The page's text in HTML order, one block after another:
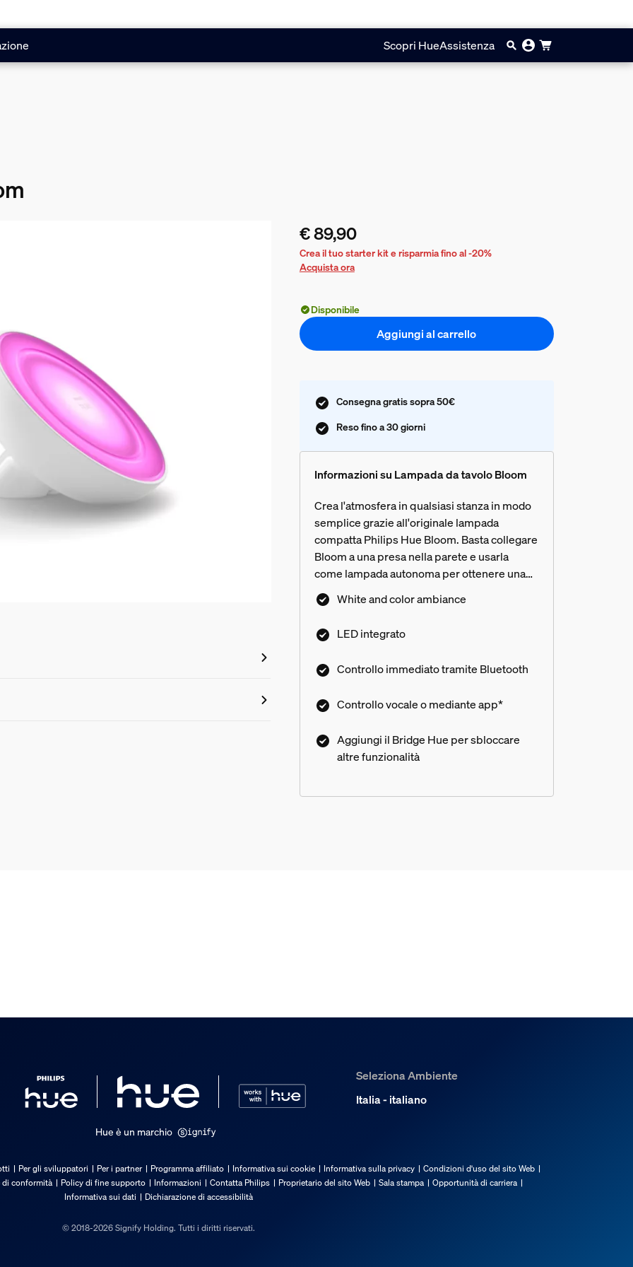
Scopri HueAssistenza
Il prezzo attuale è € 89,90
€ 89,90
Crea il tuo starter kit e risparmia fino al -20%
Acquista ora
Disponibile
Aggiungi al carrello
Consegna gratis sopra 50€
Reso fino a 30 giorni
Informazioni su Lampada da tavolo Bloom
Crea l'atmosfera in qualsiasi stanza in modo
semplice grazie all'originale lampada
compatta Philips Hue Bloom. Basta collegare
Bloom a una presa nella parete e usarla
come lampada autonoma per ottenere una
luce colorata oppure aggiungerla al sistema
Hue per aggiungere nuove sfumature.
gamma completa di funzioni.
White and color ambiance
LED integrato
Controllo immediato tramite Bluetooth
Controllo vocale o mediante app*
Aggiungi il Bridge Hue per sbloccare
altre funzionalità
incluso
Seleziona Ambiente
Italia - italiano
Hue è un marchio
Per gli sviluppatori Per i partner Programma affiliato Informativa sui cookie Informativa sulla privacy
Condizioni d'uso del sito Web
di conformità Policy di fine supporto Informazioni Contatta Philips Proprietario del sito Web Sala stampa
Opportunità di carriera
Informativa sui dati
Dichiarazione di accessibilità
© 2018-2026 Signify Holding. Tutti i diritti riservati.